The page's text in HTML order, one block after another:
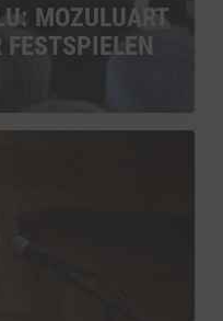
MOZULUART
FESTSPIELEN